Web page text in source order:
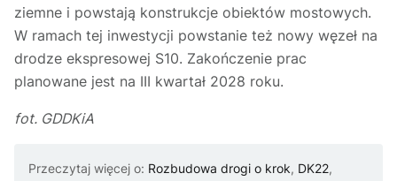
ziemne i powstają konstrukcje obiektów mostowych.
W ramach tej inwestycji powstanie też nowy węzeł na
drodze ekspresowej S10. Zakończenie prac
planowane jest na III kwartał 2028 roku.
fot. GDDKiA
Przeczytaj więcej o: Rozbudowa drogi o krok, DK22,